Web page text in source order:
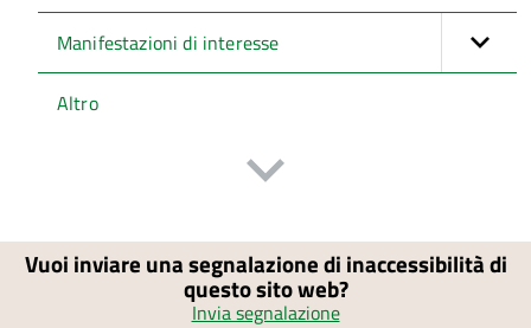
Manifestazioni di interesse
Altro
Vuoi inviare una segnalazione di inaccessibilità di
questo sito web?
Invia segnalazione